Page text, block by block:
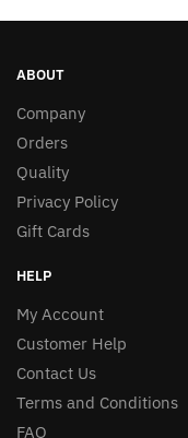
ABOUT
Company
Orders
Quality
Privacy Policy
Gift Cards
HELP
My Account
Customer Help
Contact Us
Terms and Conditions
FAQ